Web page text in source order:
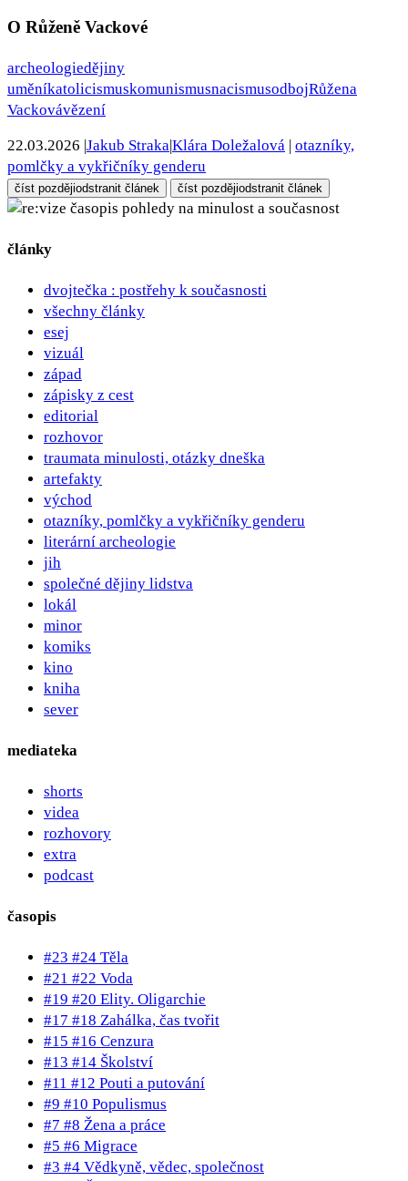
O Růženě Vackové
archeologiedějiny
uměníkatolicismuskomunismusnacismusodbojRůžena
Vackovávězení
22.03.2026 Jakub StrakaKlára Doležalová otazníky,
pomlčky a vykřičníky genderu
číst pozdějiodstranit článek číst pozdějiodstranit článek
pohledy na minulost a současnost
články
dvojtečka : postřehy k současnosti
všechny články
esej
vizuál
západ
zápisky z cest
editorial
rozhovor
traumata minulosti, otázky dneška
artefakty
východ
otazníky, pomlčky a vykřičníky genderu
literární archeologie
jih
společné dějiny lidstva
lokál
minor
komiks
kino
kniha
sever
mediateka
shorts
videa
rozhovory
extra
podcast
časopis
#23 #24 Těla
#21 #22 Voda
#19 #20 Elity. Oligarchie
#17 #18 Zahálka, čas tvořit
#15 #16 Cenzura
#13 #14 Školství
#11 #12 Pouti a putování
#9 #10 Populismus
#7 #8 Žena a práce
#5 #6 Migrace
#3 #4 Vědkyně, vědec, společnost